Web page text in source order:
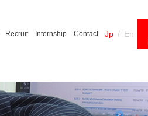
Recruit Internship Contact Jp / En